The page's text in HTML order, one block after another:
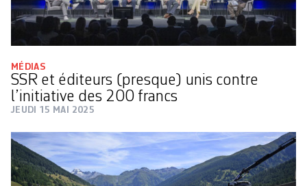
MÉDIAS
SSR et éditeurs (presque) unis contre
l’initiative des 200 francs
JEUDI 15 MAI 2025